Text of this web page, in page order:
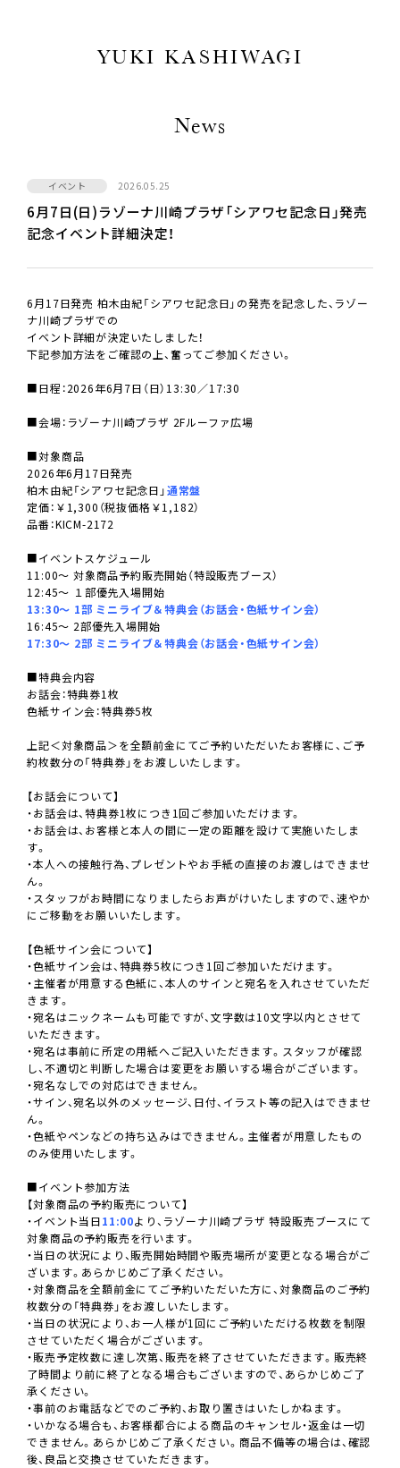
YUKI KASHIWAGI
News
イベント 2026.05.25
6月7日(日)ラゾーナ川崎プラザ「シアワセ記念日」発売
記念イベント詳細決定！
6月17日発売 柏木由紀「シアワセ記念日」の発売を記念した、ラゾー
ナ川崎プラザでの
イベント詳細が決定いたしました！
下記参加方法をご確認の上、奮ってご参加ください。
■日程：2026年6月7日（日）13:30／17:30
■会場：ラゾーナ川崎プラザ 2Fルーファ広場
■対象商品
2026年6月17日発売
柏木由紀「シアワセ記念日」通常盤
定価：￥1,300（税抜価格￥1,182）
品番：KICM-2172
■イベントスケジュール
11:00～ 対象商品予約販売開始（特設販売ブース）
12:45～ １部優先入場開始
13:30～ 1部 ミニライブ＆特典会（お話会・色紙サイン会）
16:45～ 2部優先入場開始
17:30～ 2部 ミニライブ＆特典会（お話会・色紙サイン会）
■特典会内容
お話会：特典券1枚
色紙サイン会：特典券5枚
上記＜対象商品＞を全額前金にてご予約いただいたお客様に、ご予
約枚数分の「特典券」をお渡しいたします。
【お話会について】
・お話会は、特典券1枚につき1回ご参加いただけます。
・お話会は、お客様と本人の間に一定の距離を設けて実施いたしま
す。
・本人への接触行為、プレゼントやお手紙の直接のお渡しはできませ
ん。
・スタッフがお時間になりましたらお声がけいたしますので、速やか
にご移動をお願いいたします。
【色紙サイン会について】
・色紙サイン会は、特典券5枚につき1回ご参加いただけます。
・主催者が用意する色紙に、本人のサインと宛名を入れさせていただ
きます。
・宛名はニックネームも可能ですが、文字数は10文字以内とさせて
いただきます。
・宛名は事前に所定の用紙へご記入いただきます。スタッフが確認
し、不適切と判断した場合は変更をお願いする場合がございます。
・宛名なしでの対応はできません。
・サイン、宛名以外のメッセージ、日付、イラスト等の記入はできませ
ん。
・色紙やペンなどの持ち込みはできません。主催者が用意したもの
のみ使用いたします。
■イベント参加方法
【対象商品の予約販売について】
・イベント当日11:00より、ラゾーナ川崎プラザ 特設販売ブースにて
対象商品の予約販売を行います。
・当日の状況により、販売開始時間や販売場所が変更となる場合がご
ざいます。あらかじめご了承ください。
・対象商品を全額前金にてご予約いただいた方に、対象商品のご予約
枚数分の「特典券」をお渡しいたします。
・当日の状況により、お一人様が1回にご予約いただける枚数を制限
させていただく場合がございます。
・販売予定枚数に達し次第、販売を終了させていただきます。販売終
了時間より前に終了となる場合もございますので、あらかじめご了
承ください。
・事前のお電話などでのご予約、お取り置きはいたしかねます。
・いかなる場合も、お客様都合による商品のキャンセル・返金は一切
できません。あらかじめご了承ください。商品不備等の場合は、確認
後、良品と交換させていただきます。